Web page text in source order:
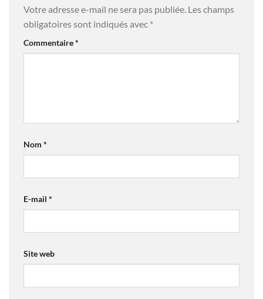
Votre adresse e-mail ne sera pas publiée. Les champs
obligatoires sont indiqués avec *
Commentaire*
Nom *
E-mail *
Site web